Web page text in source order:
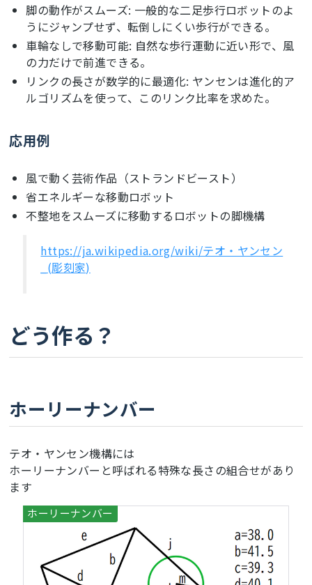
脚の動作がスムーズ: 一般的な二足歩行ロボットのよ
うにジャンプせず、転倒しにくい歩行ができる。
車輪なしで移動可能: 自然な歩行運動に近い形で、風
の力だけで前進できる。
リンクの長さが数学的に最適化: ヤンセンは進化的ア
ルゴリズムを使って、このリンク比率を求めた。
応用例
風で動く芸術作品（ストランドビースト）
省エネルギーな移動ロボット
不整地をスムーズに移動するロボットの脚機構
https://ja.wikipedia.org/wiki/テオ・ヤンセン
_(彫刻家)
どう作る？
ホーリーナンバー
テオ・ヤンセン機構には
ホーリーナンバーと呼ばれる特殊な長さの組合せがあり
ます